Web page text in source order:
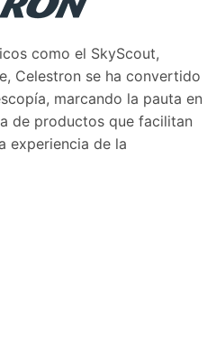
como el SkyScout,
Celestron se ha convertido
marcando la pauta en
de productos que facilitan
experiencia de la